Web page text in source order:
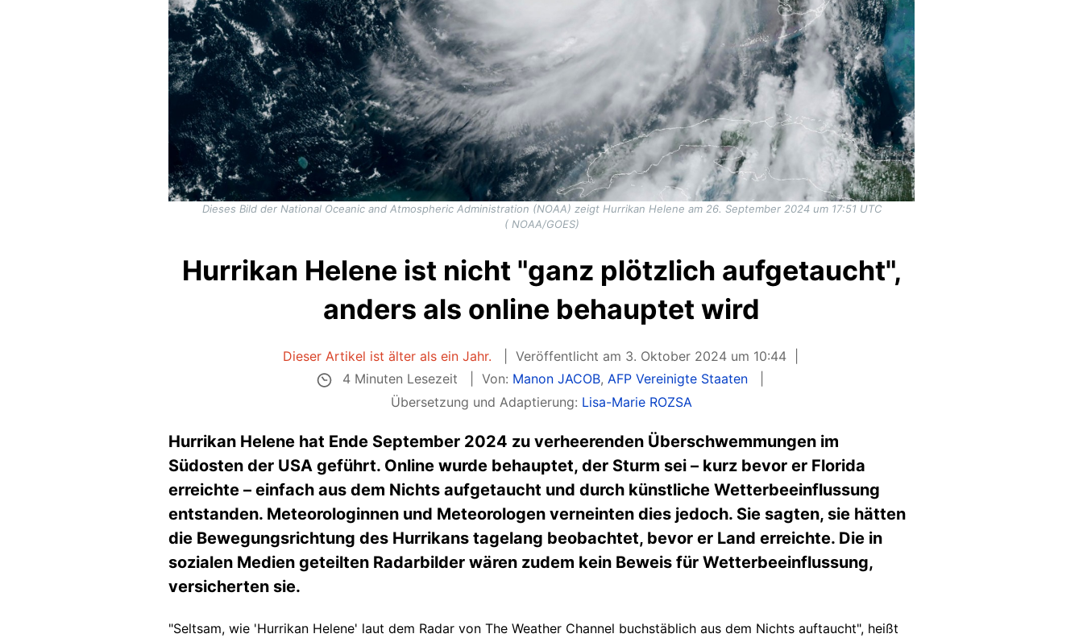
Dieses Bild der National Oceanic and Atmospheric Administration (NOAA) zeigt Hurrikan Helene am 26. September 2024 um 17:51 UTC
( NOAA/GOES)
Hurrikan Helene ist nicht "ganz plötzlich aufgetaucht",
anders als online behauptet wird
Dieser Artikel ist älter als ein Jahr.
Veröffentlicht am 3. Oktober 2024 um 10:44
4 Minuten Lesezeit
Von: Manon JACOB,AFP Vereinigte Staaten
Übersetzung und Adaptierung: Lisa-Marie ROZSA
Hurrikan Helene hat Ende September 2024 zu verheerenden Überschwemmungen im
Südosten der USA geführt. Online wurde behauptet, der Sturm sei – kurz bevor er Florida
erreichte – einfach aus dem Nichts aufgetaucht und durch künstliche Wetterbeeinflussung
entstanden. Meteorologinnen und Meteorologen verneinten dies jedoch. Sie sagten, sie hätten
die Bewegungsrichtung des Hurrikans tagelang beobachtet, bevor er Land erreichte. Die in
sozialen Medien geteilten Radarbilder wären zudem kein Beweis für Wetterbeeinflussung,
versicherten sie.
"Seltsam, wie 'Hurrikan Helene' laut dem Radar von The Weather Channel buchstäblich aus dem Nichts auftaucht", heißt